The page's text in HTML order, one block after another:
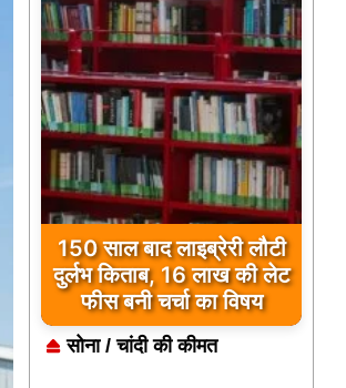
कुछ मोहब्बतें मुकम्मल होकर भी
अधूरी रह जाती हैं… ‘मुसाफिर
कैफे’ उसी दर्द का नाम है
सोना / चांदी की कीमत